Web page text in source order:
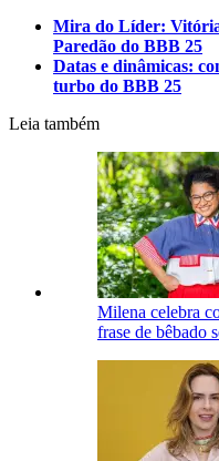
Mira do Líder: Vitória
Paredão do BBB 25
Datas e dinâmicas:
turbo do BBB 25
Leia também
Milena celebra
frase de bêbado